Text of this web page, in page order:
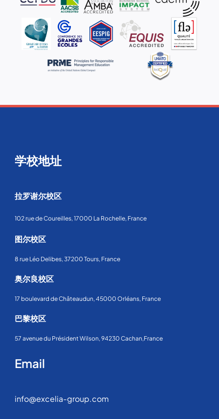
学校地址
拉罗谢尔校区
102 rue de Coureilles, 17000 La Rochelle, France
图尔校区
8 rue Léo Delibes, 37200 Tours, France
奥尔良校区
17 boulevard de Châteaudun, 45000 Orléans, France
巴黎校区
57 avenue du Président Wilson, 94230 Cachan,France
Email
info@excelia-group.com